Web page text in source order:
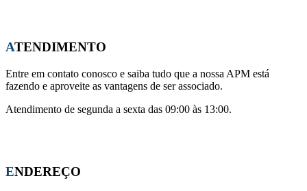
ATENDIMENTO
Entre em contato conosco e saiba tudo que a nossa APM está
fazendo e aproveite as vantagens de ser associado.
Atendimento de segunda a sexta das 09:00 às 13:00.
ENDEREÇO